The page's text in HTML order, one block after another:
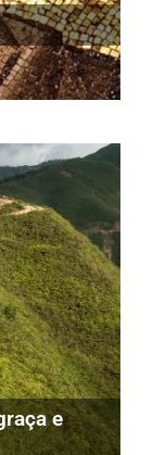
e